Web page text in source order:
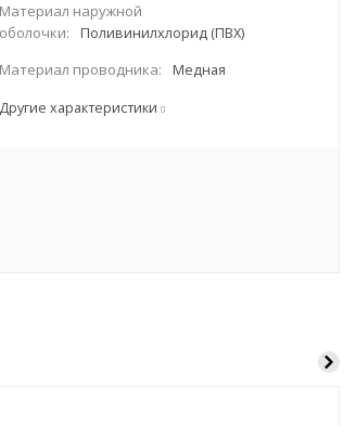
Материал наружной
оболочки:
Поливинилхлорид (ПВХ)
Материал проводника: Медная
Другие характеристики